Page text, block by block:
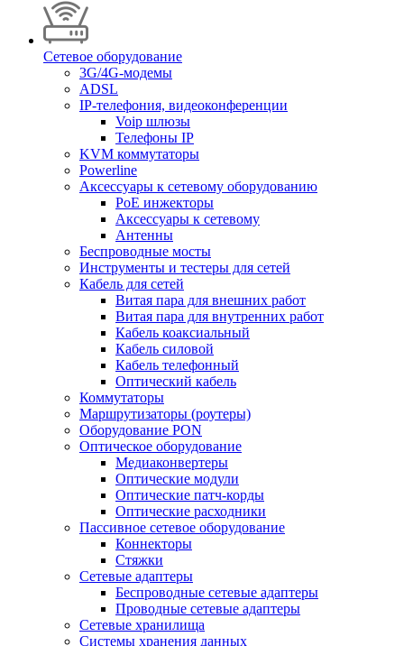
Сетевое оборудование
3G/4G-модемы
ADSL
IP-телефония, видеоконференции
Voip шлюзы
Телефоны IP
KVM коммутаторы
Powerline
Аксессуары к сетевому оборудованию
PoE инжекторы
Аксессуары к сетевому
Антенны
Беспроводные мосты
Инструменты и тестеры для сетей
Кабель для сетей
Витая пара для внешних работ
Витая пара для внутренних работ
Кабель коаксиальный
Кабель силовой
Кабель телефонный
Оптический кабель
Коммутаторы
Маршрутизаторы (роутеры)
Оборудование PON
Оптическое оборудование
Медиаконвертеры
Оптические модули
Оптические патч-корды
Оптические расходники
Пассивное сетевое оборудование
Коннекторы
Стяжки
Сетевые адаптеры
Беспроводные сетевые адаптеры
Проводные сетевые адаптеры
Сетевые хранилища
Системы хранения данных